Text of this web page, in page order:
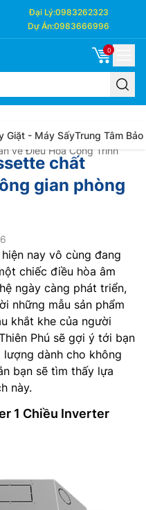
Đại Lý:0983262323
Dự Án:0983666996
0
Giặt - Máy SấyTrung Tâm Bảo
về Điều Hòa Công Trình
chất
gian phòng
nay vô cùng đang
chiếc điều hòa âm
ngày càng phát triển,
những mẫu sản phẩm
khắt khe của người
Phú sẽ gợi ý tới bạn
dành cho không
bạn sẽ tìm thấy lựa
này.
1 Chiều Inverter